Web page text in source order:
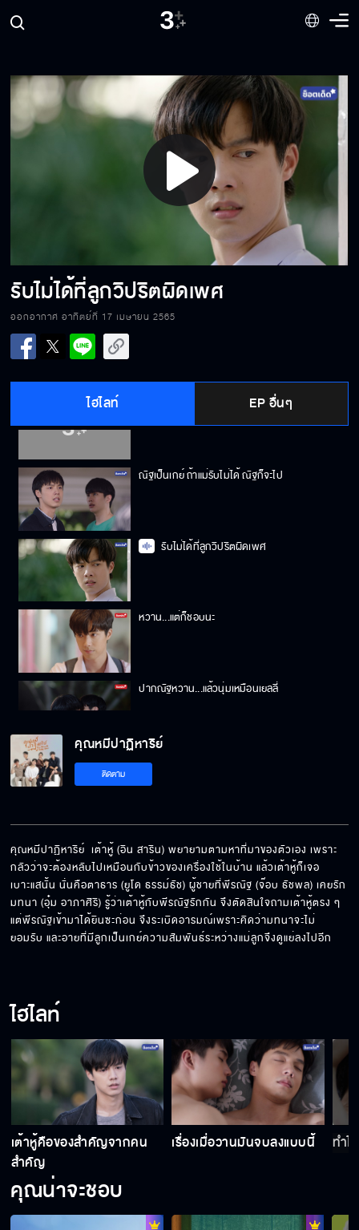
Play
Video
รับไม่ได้ที่ลูกวิปริตผิดเพศ
ออกอากาศ อาทิตย์ที่ 17 เมษายน 2565
ไฮไลท์ EP อื่นๆ
ทำไมเป็นเกย์แล้วต้องดิ้นรนให้คนอื่นยอมรับ
ผมจะเป็นที่ปลอดภัยของพี่
เป็นแม่ที่ไม่เคยเป็นที่พึ่งของลูกได้เลย
ตกลงลุงคบกับผมแล้วใช่มั้ย
ณัฐเป็นเกย์ ถ้าแม่รับไม่ได้ ณัฐก็จะไป
รับไม่ได้ที่ลูกวิปริตผิดเพศ
หวาน...แต่ก็ชอบนะ
ปากณัฐหวาน...แล้วนุ่มเหมือนเยลลี่
ณัฐคือของขวัญของแม่
เวลาของผมเหลืออีกเท่าไหร่
กูดีใจนะที่มีมึง
มึงมาอยู่ใกล้ กูยิ่งไม่มีสมาธิ
คุณหมีปาฏิหาริย์
ติดตาม
คุณหมีปาฏิหาริย์  เต้าหู้ (อิน สาริน) พยายามตามหาที่มาของตัวเอง เพราะ
กลัวว่าจะต้องหลับไปเหมือนกับข้าวของเครื่องใช้ในบ้าน แล้วเต้าหู้ก็เจอ
เบาะแสนั้น นั่นคือตาธาร (ยูโด ธรรม์ธัช) ผู้ชายที่พีรณัฐ (จ๊อบ ธัชพล) เคยรัก
มทนา (อุ๋ม อาภาศิริ) รู้ว่าเต้าหู้กับพีรณัฐรักกัน จึงตัดสินใจถามเต้าหู้ตรง ๆ
แต่พีรณัฐเข้ามาได้ยินซะก่อน จึงระเบิดอารมณ์เพราะคิดว่ามทนาจะไม่
ยอมรับ และอายที่มีลูกเป็นเกย์ความสัมพันธ์ระหว่างแม่ลูกจึงดูแย่ลงไปอีก
ไฮไลท์
เต้าหู้คือของสำคัญจากคน
สำคัญ
เรื่องเมื่อวานมันจบลงแบบนี้ ทำไ
คุณน่าจะชอบ